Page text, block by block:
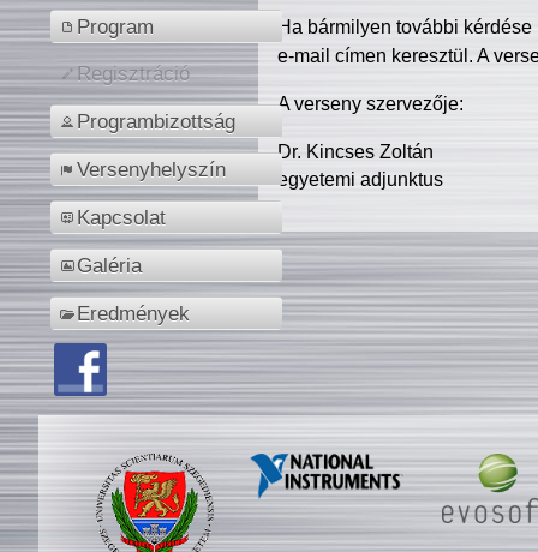
Program
Regisztráció
Programbizottság
Versenyhelyszín
Kapcsolat
Galéria
Eredmények
Ha bármilyen további
e-mail címen keresztül. A
A verseny szervezője:
Dr. Kincses Zoltán
egyetemi adjunktus